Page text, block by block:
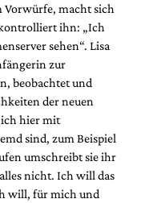
Vorwürfe, macht sich
ihn: „Ich
sehen“. Lisa
zur
beobachtet und
der neuen
ich hier mit
sind, zum Beispiel
umschreibt sie ihr
nicht. Ich will das
will, für mich und